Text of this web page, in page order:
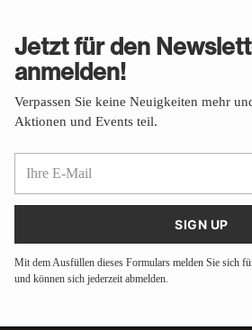
Jetzt für den
anmelden!
Verpassen Sie keine Neuigkeiten mehr
Aktionen und Events teil.
SIGN UP
Mit dem Ausfüllen dieses Formulars melden Sie sich
und können sich jederzeit abmelden.